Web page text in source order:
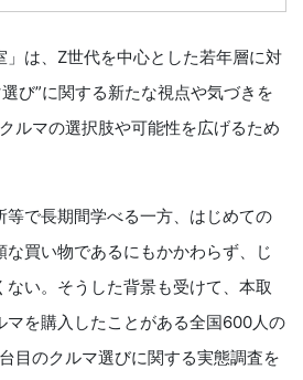
は、Z世代を中心とした若年層に対
び”に関する新たな視点や気づきを
ルマの選択肢や可能性を広げるため
で長期間学べる一方、はじめての
な買い物であるにもかかわらず、じ
ない。そうした背景も受けて、本取
マを購入したことがある全国600人の
目のクルマ選びに関する実態調査を